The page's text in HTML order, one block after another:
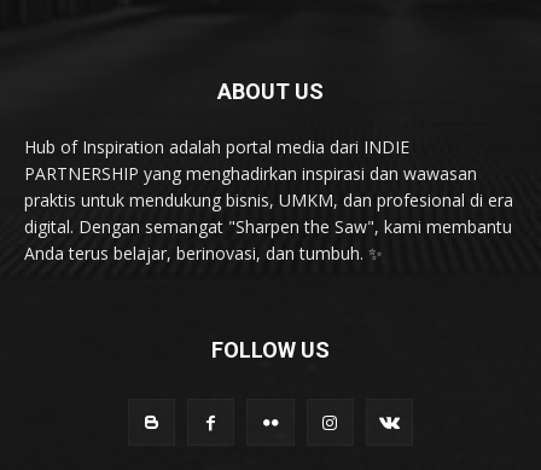
ABOUT US
Hub of Inspiration adalah portal media dari INDIE
PARTNERSHIP yang menghadirkan inspirasi dan wawasan
praktis untuk mendukung bisnis, UMKM, dan profesional di era
digital. Dengan semangat "Sharpen the Saw", kami membantu
Anda terus belajar, berinovasi, dan tumbuh. ✨
FOLLOW US